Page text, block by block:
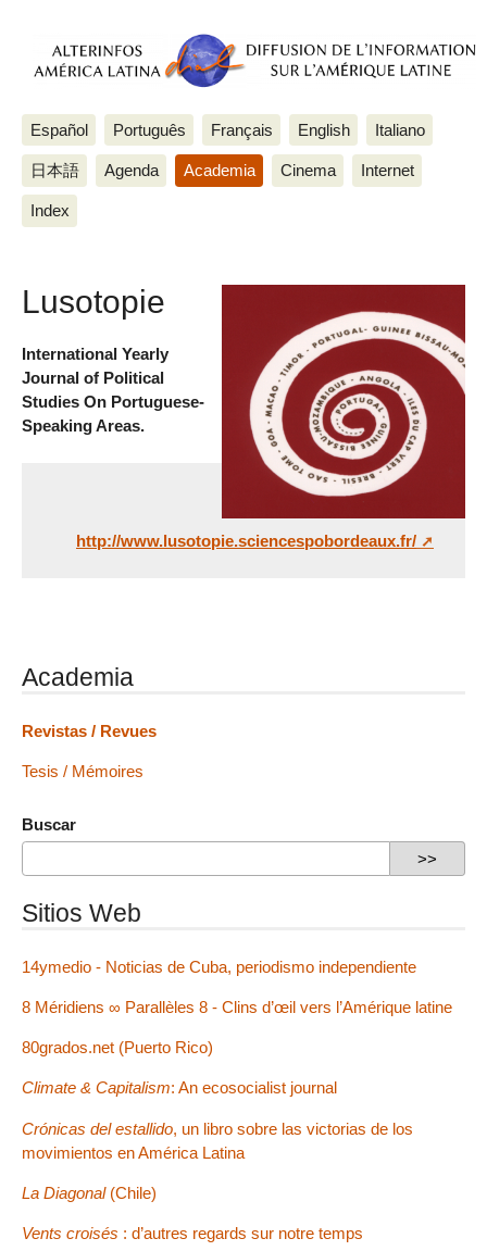
Español Português Français English Italiano
日本語 Agenda Academia Cinema Internet
Index
Lusotopie
International Yearly
Journal of Political
Studies On Portuguese-
Speaking Areas.
http://www.lusotopie.sciencespobordeaux.fr/
Academia
Revistas / Revues
Tesis / Mémoires
Buscar
Sitios Web
14ymedio - Noticias de Cuba, periodismo independiente
8 Méridiens ∞ Parallèles 8 - Clins d’œil vers l’Amérique latine
80grados.net (Puerto Rico)
Climate & Capitalism: An ecosocialist journal
Crónicas del estallido, un libro sobre las victorias de los
movimientos en América Latina
La Diagonal(Chile)
Vents croisés : d’autres regards sur notre temps